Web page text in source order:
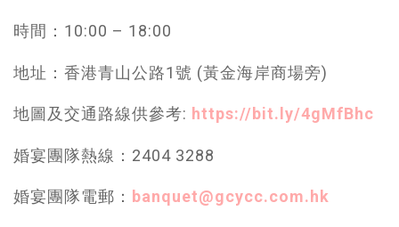
時間：10:00 – 18:00
地址：香港青山公路1號 (黃金海岸商場旁)
地圖及交通路線供參考: https://bit.ly/4gMfBhc
婚宴團隊熱線：2404 3288
婚宴團隊電郵： banquet@gcycc.com.hk